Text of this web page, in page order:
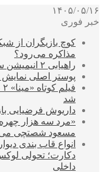
۱۴۰۵/۰۵/۱۶
خبر فوری
کوچ بازیگران از
مذاکره می‌رود؟
راهیابی ۲ انیمیشن سوره به سی‌امین جشنواره فیلم رود آیلند
پوستر اصلی
شد
داریوش فرضیایی
«مرد سه هزار
مسعود شصتچی
انواع قاب بندی
دکارت؛ تحولی
داخلی